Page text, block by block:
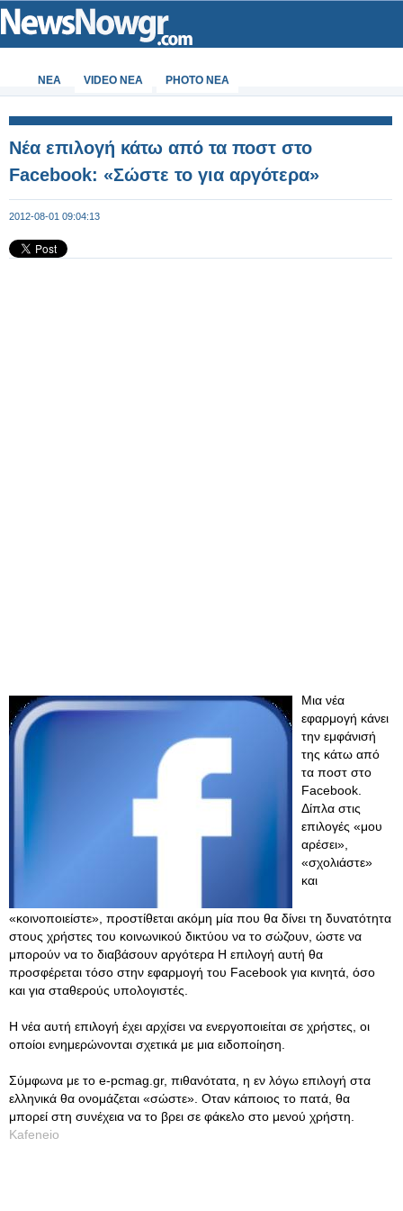
ΝΕΑ VIDEO NEA PHOTO NEA
Nέα επιλογή κάτω από τα ποστ στο
Facebook: «Σώστε το για αργότερα»
2012-08-01 09:04:13
Μια νέα
εφαρμογή κάνει
την εμφάνισή
της κάτω από
τα ποστ στο
Facebook.
Δίπλα στις
επιλογές «μου
αρέσει»,
«σχολιάστε»
και
«κοινοποιείστε», προστίθεται ακόμη μία που θα δίνει τη δυνατότητα
στους χρήστες του κοινωνικού δικτύου να το σώζουν, ώστε να
μπορούν να το διαβάσουν αργότερα Η επιλογή αυτή θα
προσφέρεται τόσο στην εφαρμογή του Facebook για κινητά, όσο
και για σταθερούς υπολογιστές.
Η νέα αυτή επιλογή έχει αρχίσει να ενεργοποιείται σε χρήστες, οι
οποίοι ενημερώνονται σχετικά με μια ειδοποίηση.
Σύμφωνα με το e-pcmag.gr, πιθανότατα, η εν λόγω επιλογή στα
ελληνικά θα ονομάζεται «σώστε». Οταν κάποιος το πατά, θα
μπορεί στη συνέχεια να το βρει σε φάκελο στο μενού χρήστη.
Kafeneio